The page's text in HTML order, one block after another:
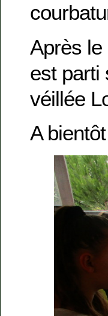
Après le
est parti
véillée
A